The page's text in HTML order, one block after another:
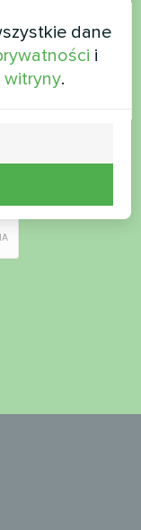
dane
i
witryny.